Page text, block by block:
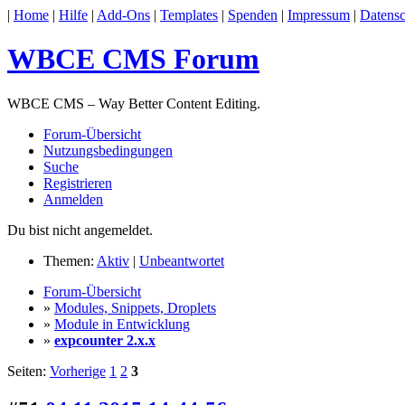
| Home | Hilfe | Add-Ons | Templates | Spenden | Impressum |
WBCE CMS Forum
WBCE CMS – Way Better Content Editing.
Forum-Übersicht
Nutzungsbedingungen
Suche
Registrieren
Anmelden
Du bist nicht angemeldet.
Themen: Aktiv | Unbeantwortet
Forum-Übersicht
» Modules, Snippets, Droplets
» Module in Entwicklung
» expcounter 2.x.x
Seiten: Vorherige 1 2 3